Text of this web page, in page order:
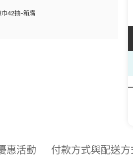
巾42抽-箱購
惠活動 付款方式與配送方